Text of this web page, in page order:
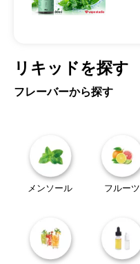
リキッドを探す
フレーバーから探す
メンソール フルーツ